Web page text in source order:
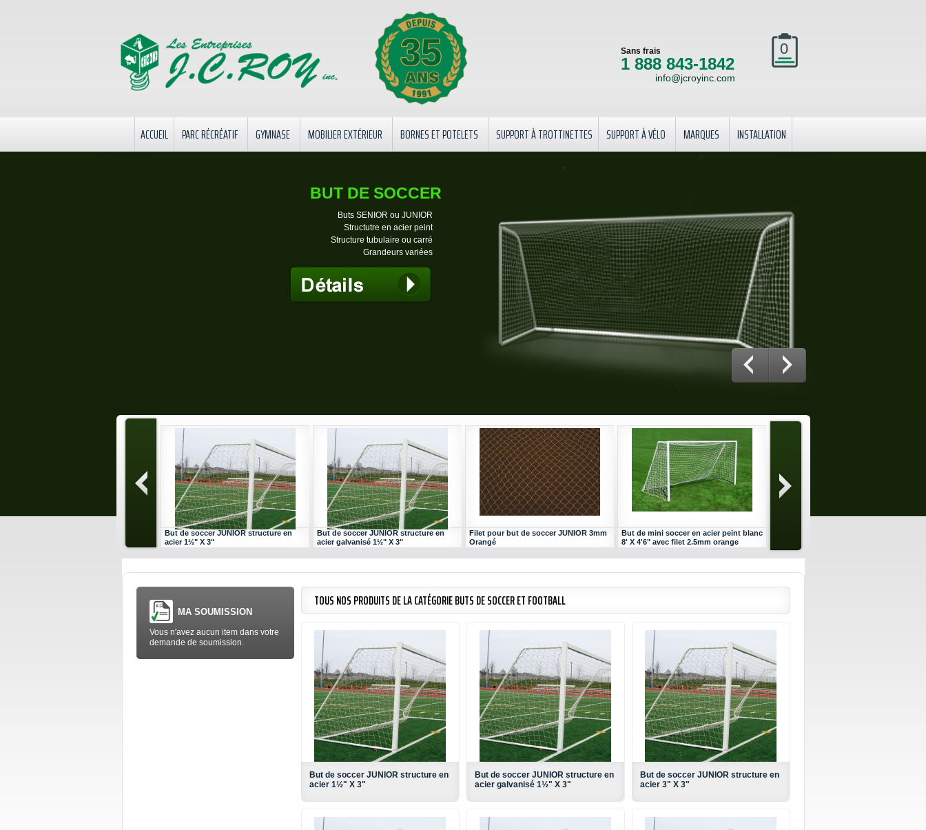
35 0
Sans frais
1 888 843-1842
info@jcroyinc.com
ACCUEIL PARC RÉCRÉATIF GYMNASE MOBILIER EXTÉRIEUR BORNES ET POTELETS SUPPORT À TROTTINETTES SUPPORT À VÉLO MARQUES
INSTALLATION
BUT DE SOCCER
Buts SENIOR ou JUNIOR
Structutre en acier peint
Structure tubulaire ou carré
Grandeurs variées
But de soccer JUNIOR structure en
acier 1½" X 3"
But de soccer JUNIOR structure en
acier galvanisé 1½" X 3"
Filet pour but de soccer JUNIOR 3mm
Orangé
But de mini soccer en acier peint blanc
8' X 4'6" avec filet 2.5mm orange
TOUS NOS PRODUITS DE LA CATÉGORIE BUTS DE SOCCER ET FOOTBALL
But de soccer JUNIOR structure en
acier 1½" X 3"
But de soccer JUNIOR structure en
acier galvanisé 1½" X 3"
But de soccer JUNIOR structure en
acier 3" X 3"
MA SOUMISSION
Vous n'avez aucun item dans votre
demande de soumission.